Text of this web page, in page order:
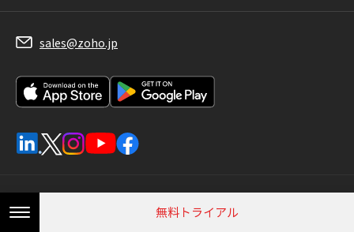
sales@zoho.jp
無料トライアル